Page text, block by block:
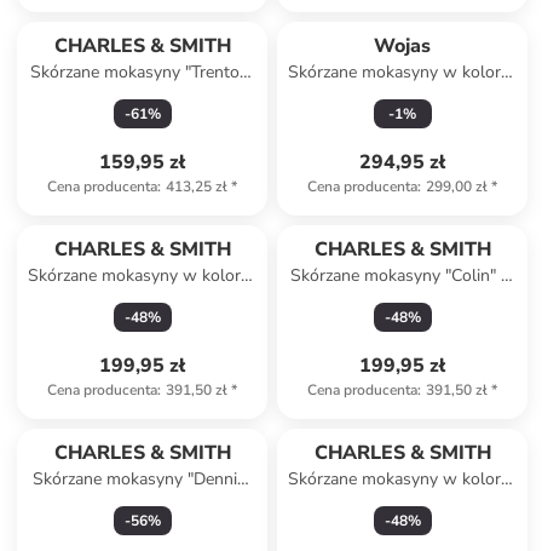
CHARLES & SMITH
Skórzane mokasyny "Trenton"
w kolorze szarym
-61%
159,95 zł
Cena producenta: 413,25 zł*
Wojas
Skórzane mokasyny w kolorze
granatowym
-1%
294,95 zł
Cena producenta: 299,00 zł*
CHARLES & SMITH
Skórzane mokasyny w kolorze
jasnobrązowym
-48%
199,95 zł
Cena producenta: 391,50 zł*
CHARLES & SMITH
Skórzane mokasyny "Colin" w
kolorze granatowym
-48%
199,95 zł
Cena producenta: 391,50 zł*
CHARLES & SMITH
Skórzane mokasyny "Dennis"
w kolorze granatowym
-56%
CHARLES & SMITH
Skórzane mokasyny w kolorze
szarym
-48%